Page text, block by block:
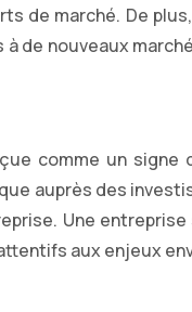
de marché. De
nouveaux
comme un
auprès des
Une
aux enjeux